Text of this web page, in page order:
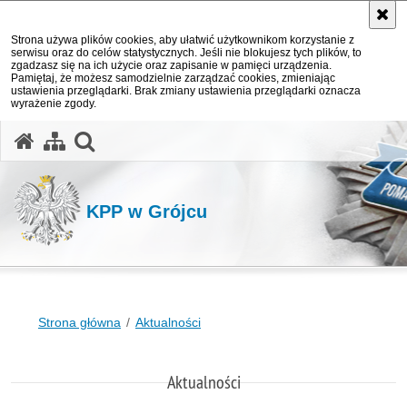
Strona używa plików cookies, aby ułatwić użytkownikom korzystanie z
serwisu oraz do celów statystycznych. Jeśli nie blokujesz tych plików, to
zgadzasz się na ich użycie oraz zapisanie w pamięci urządzenia.
Pamiętaj, że możesz samodzielnie zarządzać cookies, zmieniając
ustawienia przeglądarki. Brak zmiany ustawienia przeglądarki oznacza
wyrażenie zgody.
KPP w Grójcu
Strona główna Aktualności
Aktualności